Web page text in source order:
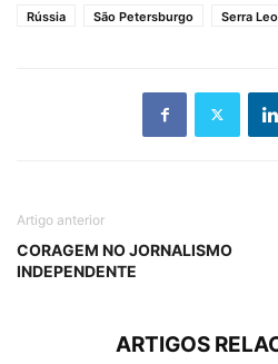
Rússia
São Petersburgo Serra
Artigo anterior
CORAGEM NO JORNALISMO
INDEPENDENTE
ARTIGOS